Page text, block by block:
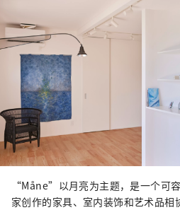
“Måne”以月亮为主题，是一个可
家创作的家具、室内装饰和艺术品相